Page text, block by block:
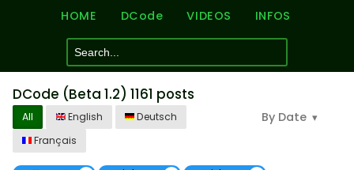
HOME DCode VIDEOS INFOS
DCode (Beta 1.2) 1161 posts
By Date
All English
Deutsch
Français